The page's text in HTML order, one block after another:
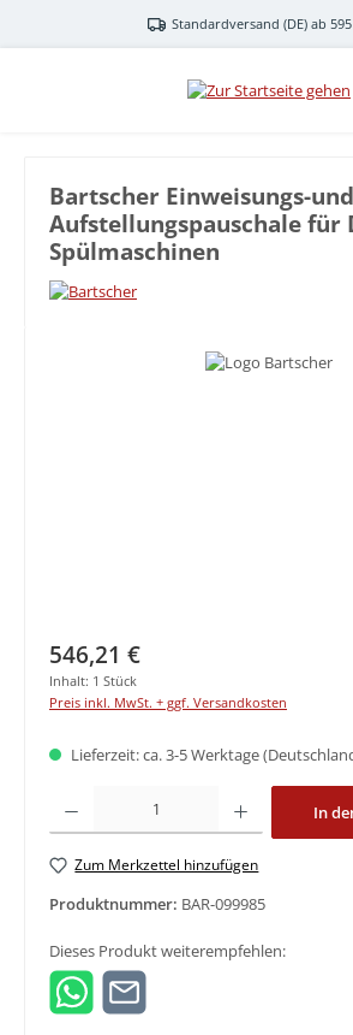
Zum Hauptinhalt springenStandardversand (DE) ab
Bartscher Einweisungs-und
Aufstellungspauschale für
Spülmaschinen
Bildergalerie überspringen
Regulärer Preis:
546,21 €
Inhalt: 1 Stück
Preis inkl. MwSt. + ggf. Versandkosten
Lieferzeit: ca. 3-5 Werktage
Produkt Anzahl: Gib den gewünschten Wert
In
Zum Merkzettel hinzufügen
Produktnummer: BAR-099985
Dieses Produkt weiterempfehlen: